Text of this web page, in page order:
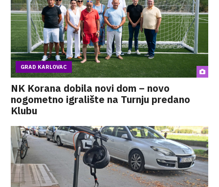
GRAD KARLOVAC
NK Korana dobila novi dom – novo
nogometno igralište na Turnju predano
Klubu